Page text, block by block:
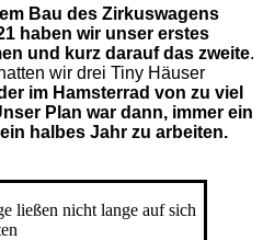
Bau des Zirkuswagens
haben wir unser erstes
und kurz darauf das zweite.
wir drei Tiny Häuser
im Hamsterrad von zu viel
Plan war dann, immer ein
halbes Jahr zu arbeiten.
ließen nicht lange auf sich